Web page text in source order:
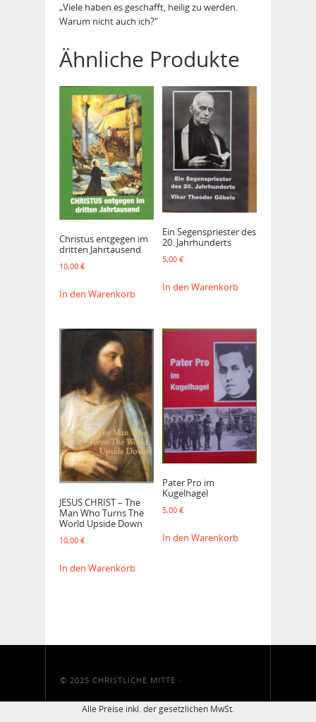
„Viele haben es geschafft, heilig zu werden.
Warum nicht auch ich?“
Ähnliche Produkte
Christus entgegen im
dritten Jahrtausend
10,00 €
In den Warenkorb
Ein Segenspriester des
20. Jahrhunderts
5,00 €
In den Warenkorb
JESUS CHRIST – The
Man Who Turns The
World Upside Down
10,00 €
In den Warenkorb
Pater Pro im
Kugelhagel
5,00 €
In den Warenkorb
© 2025 CHRISTLICHE MITTE ·
Alle Preise inkl. der gesetzlichen MwSt.